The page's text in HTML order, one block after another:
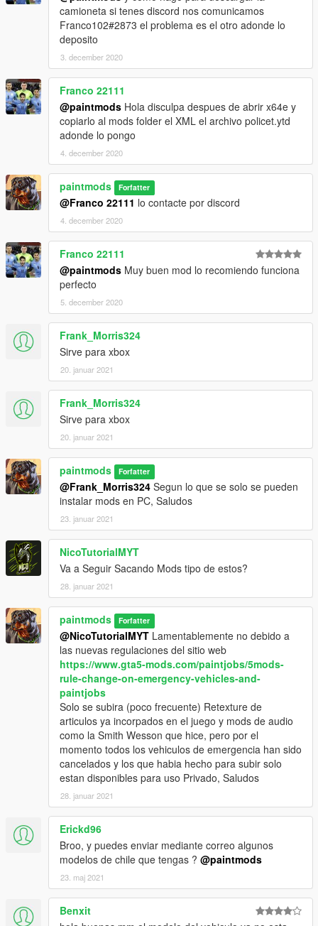
camioneta si tenes discord nos comunicamos
Franco102#2873 el problema es el otro adonde lo
deposito
3. december 2020
Franco 22111
@paintmods Hola disculpa despues de abrir x64e y
copiarlo al mods folder el XML el archivo policet.ytd
adonde lo pongo
4. december 2020
paintmods Forfatter
@Franco 22111 lo contacte por discord
4. december 2020
Franco 22111
@paintmods Muy buen mod lo recomiendo funciona
perfecto
5. december 2020
Frank_Morris324
Sirve para xbox
20. januar 2021
Frank_Morris324
Sirve para xbox
20. januar 2021
paintmods Forfatter
@Frank_Morris324 Segun lo que se solo se pueden
instalar mods en PC, Saludos
23. januar 2021
NicoTutorialMYT
Va a Seguir Sacando Mods tipo de estos?
28. januar 2021
paintmods Forfatter
@NicoTutorialMYT Lamentablemente no debido a
las nuevas regulaciones del sitio web
https://www.gta5-mods.com/paintjobs/5mods-
rule-change-on-emergency-vehicles-and-
paintjobs
Solo se subira (poco frecuente) Retexture de
articulos ya incorpados en el juego y mods de audio
como la Smith Wesson que hice, pero por el
momento todos los vehiculos de emergencia han sido
cancelados y los que habia hecho para subir solo
estan disponibles para uso Privado, Saludos
28. januar 2021
Erickd96
Broo, y puedes enviar mediante correo algunos
modelos de chile que tengas ? @paintmods
23. maj 2021
Benxit